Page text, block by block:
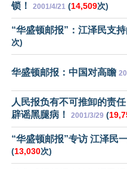
锁！
2001/4/21 (14,509次)
“华盛顿邮报”：江泽民支
次)
华盛顿邮报：中国对高瞻
人民报负有不可推卸的责
辟谣黑腿病！
2001/3/29 (
“华盛顿邮报”专访 江泽民
(13,030次)